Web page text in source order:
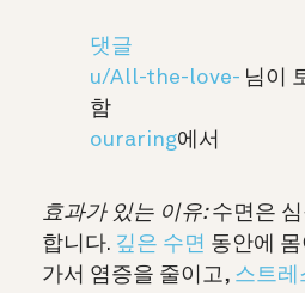
댓글
u/All-the-love- 님이
함
ouraring에서
효과가 있는 이유:수면은
합니다. 깊은 수면 동안에
가서 염증을 줄이고, 스트레